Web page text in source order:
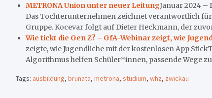
METRONA Union unter neuer LeitungJanuar 2024 –
Das Tochterunternehmen zeichnet verantwortlich
Gruppe. Kocevar folgt auf Dieter Heckmann, der
Wie tickt die Gen Z? – GfA-Webinar zeigt, wie
zeigte, wie Jugendliche mit der kostenlosen App
Algorithmus helfen Schüler*innen, passende Wege
Tags: ausbildung, brunata, metrona, studium, whz, zwickau